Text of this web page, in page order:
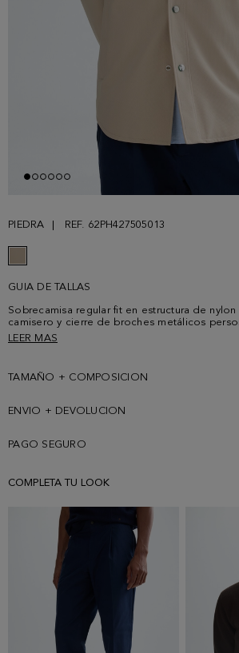
PIEDRA REF. 62PH427505013
GUIA DE TALLAS
Sobrecamisa regular fit en estructura de
camisero y cierre de broches metálicos
frontal y los puños. Un bolsillo parche con
logo cubo bordado a contraste bajo cuello
Cubo PG en la manga izquierda. El modelo
LEER MAS
TAMAÑO + COMPOSICION
ENVIO + DEVOLUCION
PAGO SEGURO
COMPLETA TU LOOK